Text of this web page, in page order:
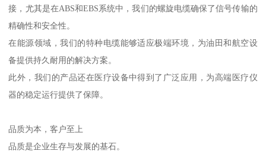
接，尤其是在ABS和EBS系统中，我们的螺旋电缆确保了信号传输的
精确性和安全性。
在能源领域，我们的特种电缆能够适应极端环境，为油田和航空设
备提供持久耐用的解决方案。
此外，我们的产品还在医疗设备中得到了广泛应用，为高端医疗仪
器的稳定运行提供了保障。
品质为本，客户至上
品质是企业生存与发展的基石。